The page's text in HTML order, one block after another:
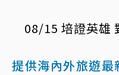
08/15 培證英雄
提供海內外旅遊